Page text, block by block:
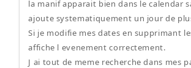
la manif apparait bien dans le calendar
ajoute systematiquement un jour de
Si je modifie mes dates en supprimant
affiche l evenement correctement.
J ai tout de meme recherche dans mes